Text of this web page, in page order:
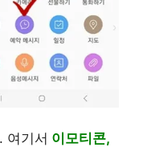
여기서 이모티콘,